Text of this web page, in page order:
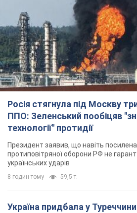
Росія стягнула під Москву
ППО: Зеленський пообіцяв
технології" протидії
Президент заявив, що навіть
протиповітряної оборони РФ не
українських ударів
8 годин тому 59,5 т.
Україна придбала у